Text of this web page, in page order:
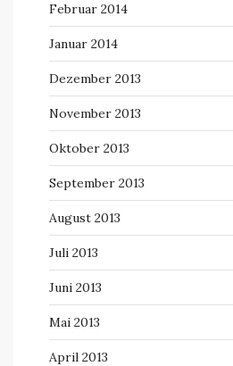
Februar 2014
Januar 2014
Dezember 2013
November 2013
Oktober 2013
September 2013
August 2013
Juli 2013
Juni 2013
Mai 2013
April 2013